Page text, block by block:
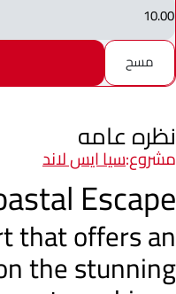
10.00
مسح
نظره عامه
مشروع:سيا ايس لاند
Escape
that offers an
the stunning